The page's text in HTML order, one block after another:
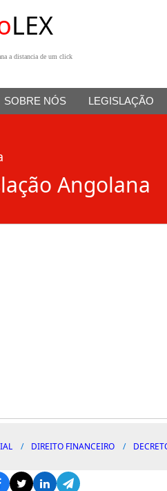
LEX
a distancia de um click
SOBRE NÓS LEGISLAÇÃO
Angolana
DIREITO FINANCEIRO